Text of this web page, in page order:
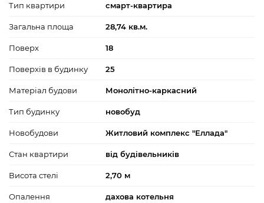
Тип квартири смарт-квартира
Загальна площа 28,74 кв.м.
Поверх 18
Поверхів в будинку 25
Матеріал будови Монолітно-каркасний
Тип будинку новобуд
Новобудови Житловий комплекс "Еллада"
Стан квартири від будівельників
Висота стелі 2,70 м
Опалення дахова котельня